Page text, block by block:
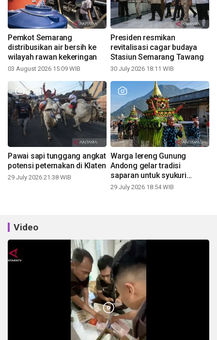
Pemkot Semarang
distribusikan air bersih ke
wilayah rawan kekeringan
03 August 2026 15:09 WIB
Presiden resmikan
revitalisasi cagar budaya
Stasiun Semarang Tawang
30 July 2026 18:11 WIB
Pawai sapi tunggang angkat
potensi peternakan di Klaten
29 July 2026 21:38 WIB
Warga lereng Gunung
Andong gelar tradisi
saparan untuk syukuri
panen
29 July 2026 18:54 WIB
Video